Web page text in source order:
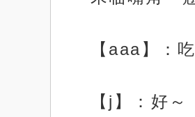
【aaa】：
【j】：好～